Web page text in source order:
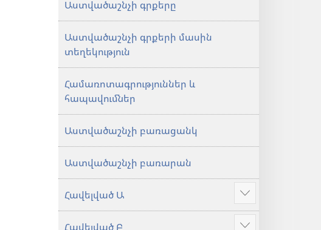
Աստվածաշնչի գրքերը
Աստվածաշնչի գրքերի մասին
տեղեկություն
Համառոտագրություններ և
հապավումներ
Աստվածաշնչի բառացանկ
Աստվածաշնչի բառարան
Հավելված Ա
Ցույց
տալ
Հավելված Բ